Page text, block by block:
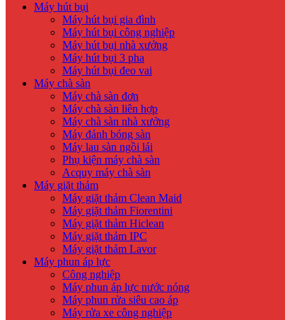
Máy hút bụi
Máy hút bụi gia đình
Máy hút bụi công nghiệp
Máy hút bụi nhà xưởng
Máy hút bụi 3 pha
Máy hút bụi đeo vai
Máy chà sàn
Máy chà sàn đơn
Máy chà sàn liên hợp
Máy chà sàn nhà xưởng
Máy đánh bóng sàn
Máy lau sàn ngồi lái
Phụ kiện máy chà sàn
Acquy máy chà sàn
Máy giặt thảm
Máy giặt thảm Clean Maid
Máy giặt thảm Fiorentini
Máy giặt thảm Hiclean
Máy giặt thảm IPC
Máy giặt thảm Lavor
Máy phun áp lực
Công nghiệp
Máy phun áp lực nước nóng
Máy phun rửa siêu cao áp
Máy rửa xe công nghiệp